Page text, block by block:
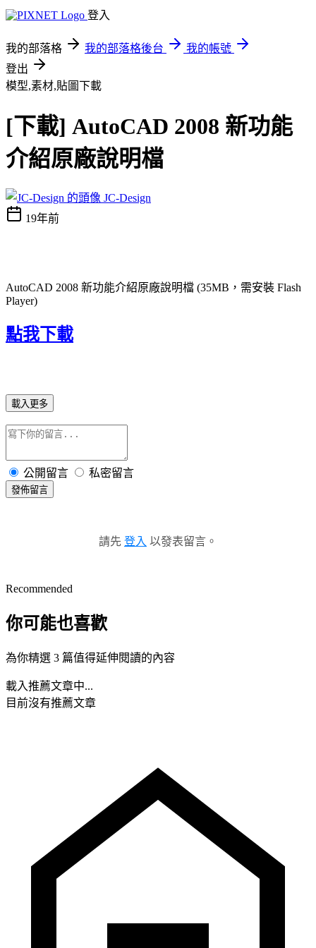
登入
我的部落格 我的部落格後台
我的帳號
登出
模型,素材,貼圖下載
[下載] AutoCAD 2008 新功能
介紹原廠說明檔
JC-Design
19年前
AutoCAD 2008 新功能介紹原廠說明檔 (35MB，需安裝 Flash
Player)
點我下載
載入更多
公開留言 私密留言
發佈留言
請先 登入 以發表留言。
Recommended
你可能也喜歡
為你精選 3 篇值得延伸閱讀的內容
載入推薦文章中...
目前沒有推薦文章